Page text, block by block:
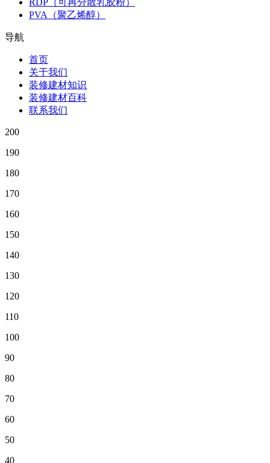
PVA（聚乙烯醇）
导航
首页
关于我们
装修建材知识
装修建材百科
联系我们
200
190
180
170
160
150
140
130
120
110
100
90
80
70
60
50
40